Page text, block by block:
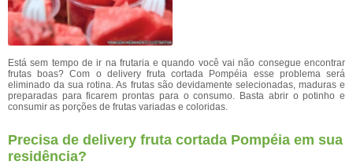
Está sem tempo de ir na frutaria e quando você vai não consegue encontrar
frutas boas? Com o delivery fruta cortada Pompéia esse problema será
eliminado da sua rotina. As frutas são devidamente selecionadas, maduras e
preparadas para ficarem prontas para o consumo. Basta abrir o potinho e
consumir as porções de frutas variadas e coloridas.
Precisa de delivery fruta cortada Pompéia em sua
residência?